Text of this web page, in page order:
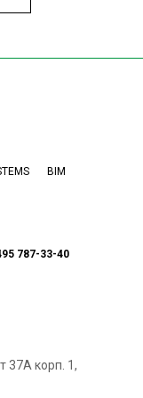
BIM
787-33-40
37А корп. 1,